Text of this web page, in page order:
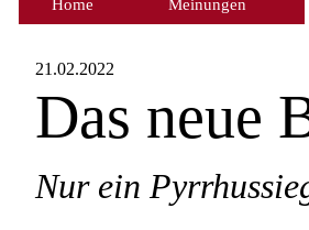
21.02.2022
Das neue
Nur ein